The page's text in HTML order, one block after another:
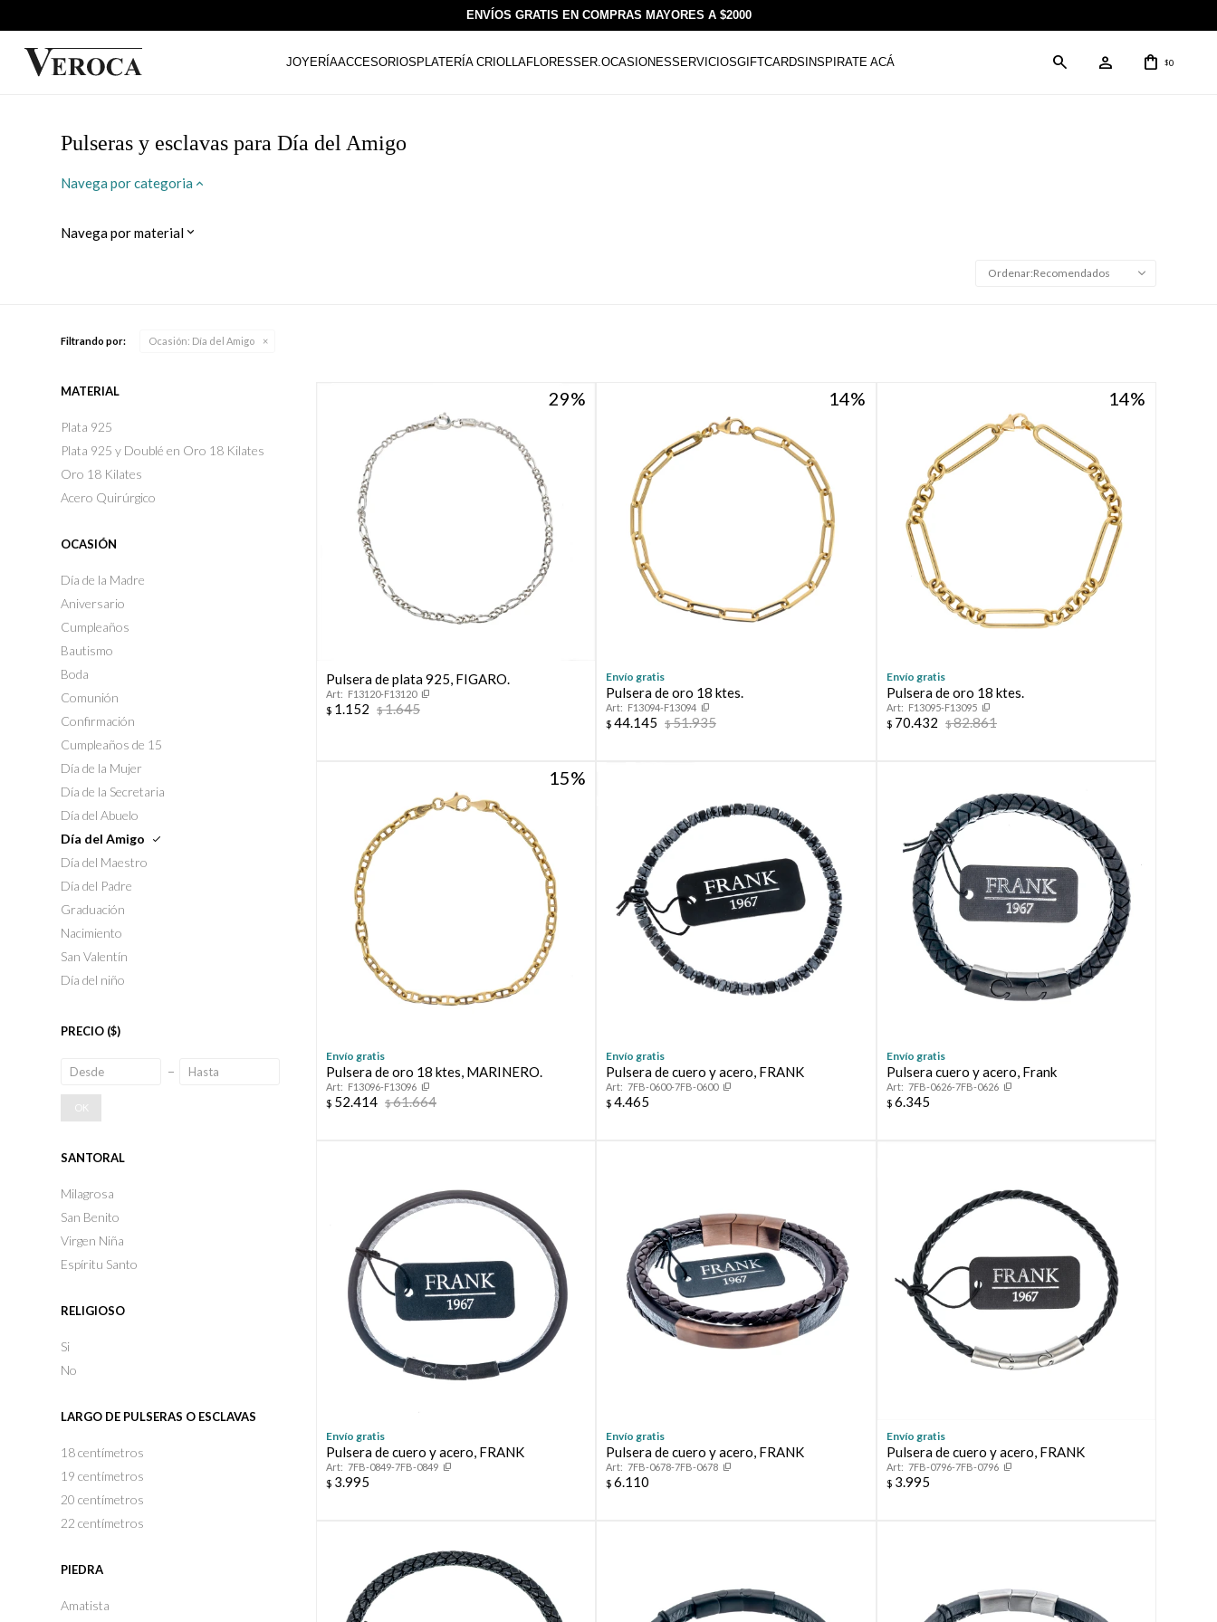
ENVÍOS GRATIS EN COMPRAS MAYORES A $2000
JOYERÍAACCESORIOS PLATERÍA CRIOLLAFLORESSER.OCASIONESSERVICIOSGIFTCARDS INSPIRATE ACÁ $0
Pulseras y esclavas para Día del Amigo
Navega por categoria
Navega por material
Recomendados
Filtrando por: Ocasión: Día del Amigo
29
Pulsera de plata 925, FIGARO.
F13120-F13120
$ 1.152 $1.645
14
Envío gratis
Pulsera de oro 18 ktes.
F13094-F13094
$ 44.145 $51.935
14
Envío gratis
Pulsera de oro 18 ktes.
F13095-F13095
$ 70.432 $82.861
15
Envío gratis
Pulsera de oro 18 ktes, MARINERO.
F13096-F13096
$ 52.414 $61.664
Envío gratis
Pulsera de cuero y acero, FRANK
7FB-0600-7FB-0600
$ 4.465
Envío gratis
Pulsera cuero y acero, Frank
7FB-0626-7FB-0626
$ 6.345
Envío gratis
Pulsera de cuero y acero, FRANK
7FB-0849-7FB-0849
$ 3.995
Envío gratis
Pulsera de cuero y acero, FRANK
7FB-0678-7FB-0678
$ 6.110
Envío gratis
Pulsera de cuero y acero, FRANK
7FB-0796-7FB-0796
$ 3.995
MATERIAL
Plata 925
Plata 925 y Doublé en Oro 18 Kilates
Oro 18 Kilates
Acero Quirúrgico
OCASIÓN
Día de la Madre
Aniversario
Cumpleaños
Bautismo
Boda
Comunión
Confirmación
Cumpleaños de 15
Día de la Mujer
Día de la Secretaria
Día del Abuelo
Día del Amigo
Día del Maestro
Día del Padre
Graduación
Nacimiento
San Valentín
Día del niño
PRECIO ($)
OK
SANTORAL
Milagrosa
San Benito
Virgen Niña
Espíritu Santo
RELIGIOSO
Si
No
LARGO DE PULSERAS O ESCLAVAS
18 centímetros
19 centímetros
20 centímetros
22 centímetros
PIEDRA
Amatista